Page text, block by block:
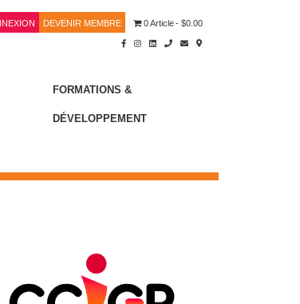
DEVENIR MEMBRE 0 Article $0.00
FORMATIONS &
DÉVELOPPEMENT